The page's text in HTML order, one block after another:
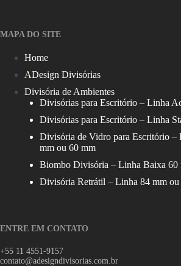
MAPA DO SITE
Home
ADesign Divisórias
Divisória de Ambientes
Divisórias para Escritório – Linha
Divisórias para Escritório – Linha
Divisória de Vidro para Escritório –
mm ou 60 mm
Biombo Divisória – Linha Baixa 60
Divisória Retrátil – Linha 84 mm ou
ENTRE EM CONTATO
+55 11 4551-9157
contato@adesigndivisorias.com.br